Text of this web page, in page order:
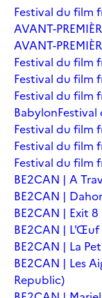
Festival du film
AVANT-
AVANT-
Festival du film
Festival du film
Festival du film
BabylonFestival
Festival du film
Festival du film
Festival du film
BE2CAN | A
BE2CAN |
BE2CAN | Exit 8
BE2CAN | L'Œuf
BE2CAN | La
BE2CAN | Les
Republic)